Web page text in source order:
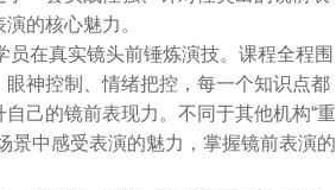
的核心魅力。
员在真实镜头前锤炼演技。课程全程围
神控制、情绪把控，每一个知识点都
己的镜前表现力。不同于其他机构“重
景中感受表演的魅力，掌握镜前表演的